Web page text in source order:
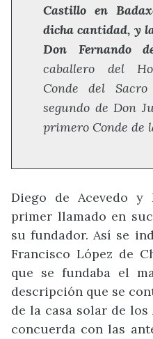
Castillo en
dicha cantidad, y
Don Fernando
caballero del
Conde del
segundo de Don
primero Conde de
Diego de Acevedo y
primer llamado en
su fundador. Así se
Francisco López de
que se fundaba el
descripción que se
de la casa solar de los
concuerda con las